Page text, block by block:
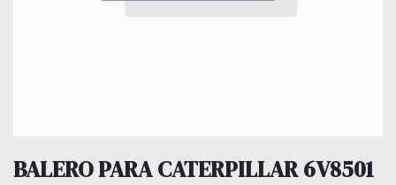
BALERO PARA CATERPILLAR 6V8501